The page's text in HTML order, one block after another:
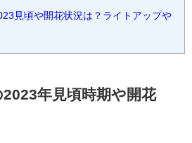
見頃や開花状況は？ライトアップや
年見頃時期や開花